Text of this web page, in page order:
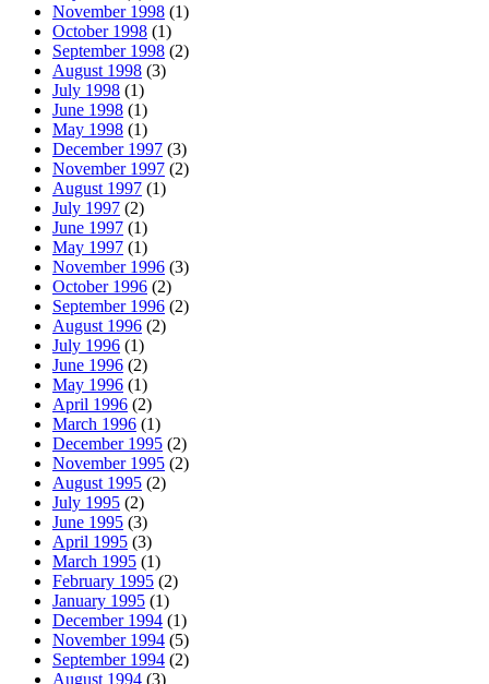
November 1998 (1)
October 1998 (1)
September 1998 (2)
August 1998 (3)
July 1998 (1)
June 1998 (1)
May 1998 (1)
December 1997 (3)
November 1997 (2)
August 1997 (1)
July 1997 (2)
June 1997 (1)
May 1997 (1)
November 1996 (3)
October 1996 (2)
September 1996 (2)
August 1996 (2)
July 1996 (1)
June 1996 (2)
May 1996 (1)
April 1996 (2)
March 1996 (1)
December 1995 (2)
November 1995 (2)
August 1995 (2)
July 1995 (2)
June 1995 (3)
April 1995 (3)
March 1995 (1)
February 1995 (2)
January 1995 (1)
December 1994 (1)
November 1994 (5)
September 1994 (2)
August 1994 (3)